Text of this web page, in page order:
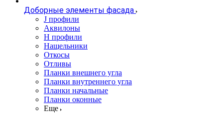
Доборные элементы фасада
J профили
Аквилоны
Н профили
Нащельники
Откосы
Отливы
Планки внешнего угла
Планки внутреннего угла
Планки начальные
Планки оконные
Еще